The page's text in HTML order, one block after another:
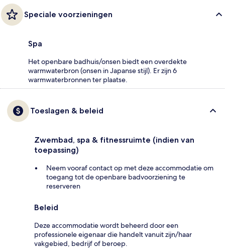
Speciale voorzieningen
Spa
Het openbare badhuis/onsen biedt een overdekte
warmwaterbron (onsen in Japanse stijl). Er zijn 6
warmwaterbronnen ter plaatse.
Toeslagen & beleid
Zwembad, spa & fitnessruimte (indien van
toepassing)
Neem vooraf contact op met deze accommodatie om
toegang tot de openbare badvoorziening te
reserveren
Beleid
Deze accommodatie wordt beheerd door een
professionele eigenaar die handelt vanuit zijn/haar
vakgebied, bedrijf of beroep.